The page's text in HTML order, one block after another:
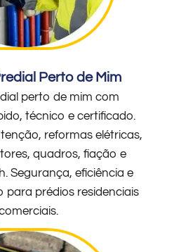
Perto de Mim
perto de mim com
técnico e certificado.
reformas elétricas,
quadros, fiação e
Segurança, eficiência e
para prédios residenciais